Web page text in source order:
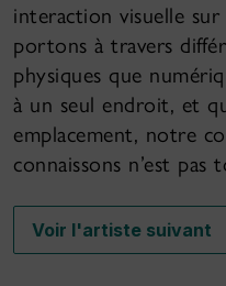
interaction visuelle
portons à travers
physiques que
à un seul endroit, et
emplacement, notre
connaissons n’est pas
Voir l'artiste suivant